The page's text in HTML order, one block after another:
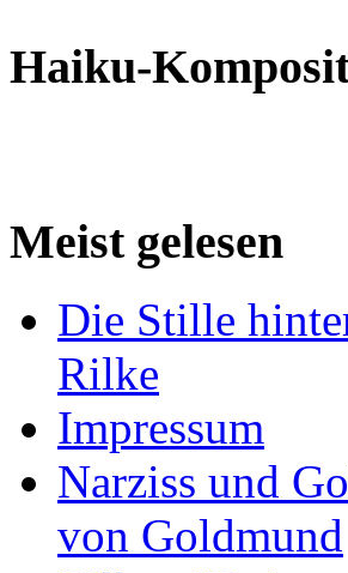
Haiku-
Meist gelesen
Die Stille
Rilke
Impressum
Narziss und
von Goldmund